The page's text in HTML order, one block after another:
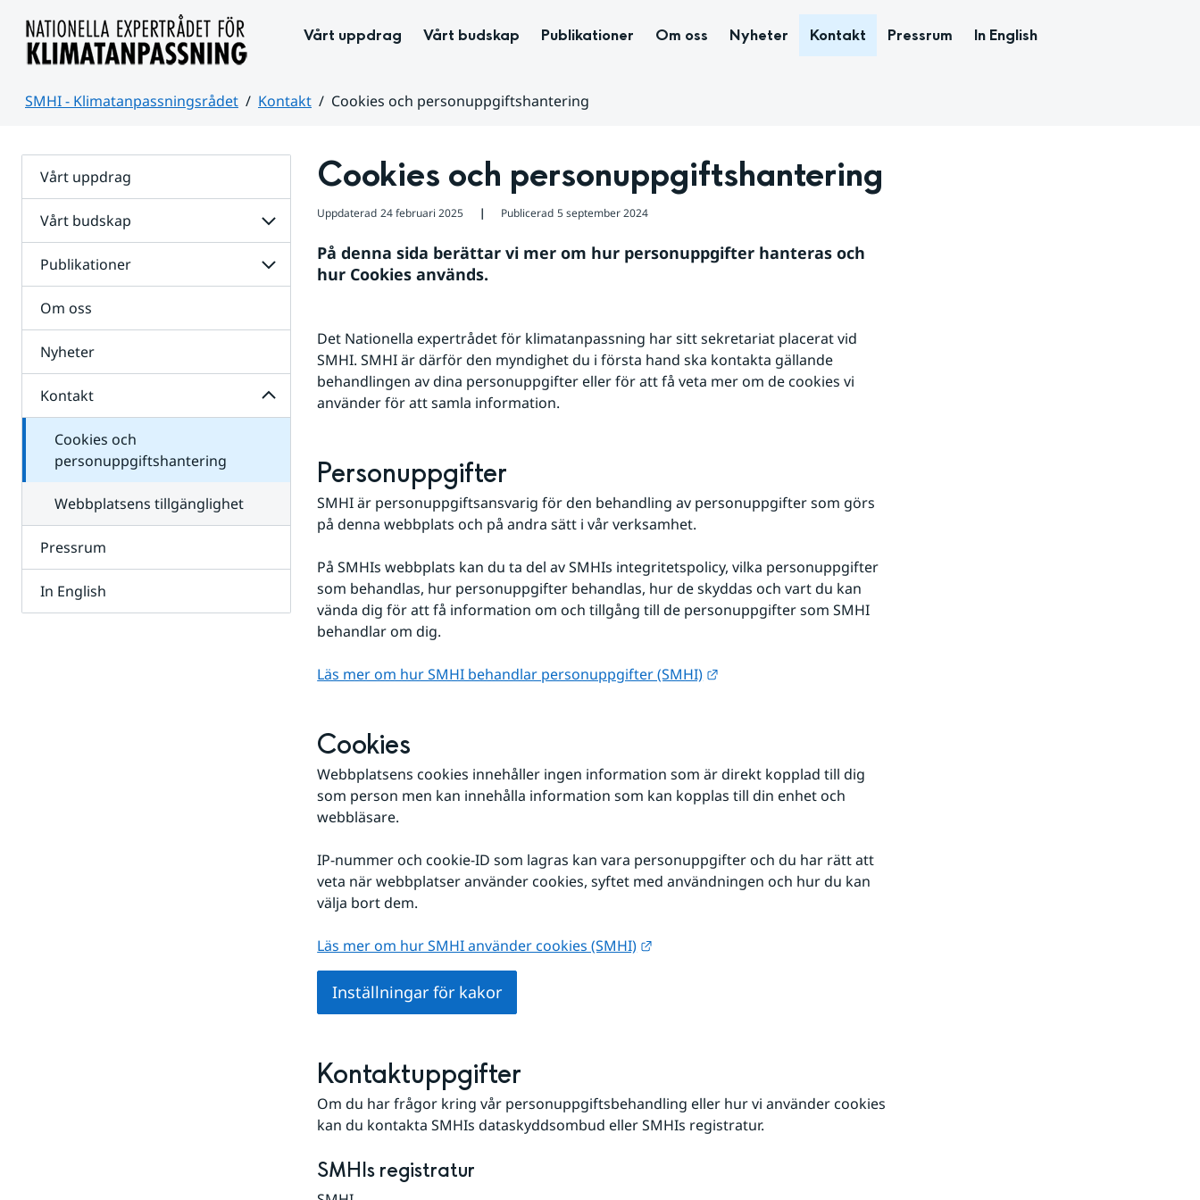
Vårt uppdrag Vårt budskap Publikationer Om oss Nyheter Kontakt Pressrum In English
SMHI - Klimatanpassningsrådet Kontakt
Cookies och personuppgiftshantering
Vårt uppdrag
Vårt budskap Visa undersidor
Publikationer Visa undersidor
Om oss
Nyheter
Kontakt Dölj undersidor
Cookies och
personuppgiftshantering
Webbplatsens tillgänglighet
Pressrum
In English
Cookies och personuppgiftshantering
Uppdaterad 24 februari 2025 ❘ Publicerad 5 september 2024
På denna sida berättar vi mer om hur personuppgifter hanteras och
hur Cookies används.
Det Nationella expertrådet för klimatanpassning har sitt sekretariat placerat vid
SMHI. SMHI är därför den myndighet du i första hand ska kontakta gällande
behandlingen av dina personuppgifter eller för att få veta mer om de cookies vi
använder för att samla information.
Personuppgifter
SMHI är personuppgiftsansvarig för den behandling av personuppgifter som görs
på denna webbplats och på andra sätt i vår verksamhet.
På SMHIs webbplats kan du ta del av SMHIs integritetspolicy, vilka personuppgifter
som behandlas, hur personuppgifter behandlas, hur de skyddas och vart du kan
vända dig för att få information om och tillgång till de personuppgifter som SMHI
behandlar om dig.
Läs mer om hur SMHI behandlar personuppgifter (SMHI)
Cookies
Webbplatsens cookies innehåller ingen information som är direkt kopplad till dig
som person men kan innehålla information som kan kopplas till din enhet och
webbläsare.
IP-nummer och cookie-ID som lagras kan vara personuppgifter och du har rätt att
veta när webbplatser använder cookies, syftet med användningen och hur du kan
välja bort dem.
Läs mer om hur SMHI använder cookies (SMHI)
Inställningar för kakor
Kontaktuppgifter
Om du har frågor kring vår personuppgiftsbehandling eller hur vi använder cookies
kan du kontakta SMHIs dataskyddsombud eller SMHIs registratur.
SMHIs registratur